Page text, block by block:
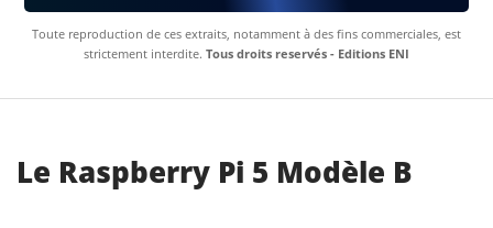
Toute reproduction de ces extraits, notamment à des fins commerciales, est
strictement interdite. Tous droits reservés - Editions ENI
Le Raspberry Pi 5 Modèle B